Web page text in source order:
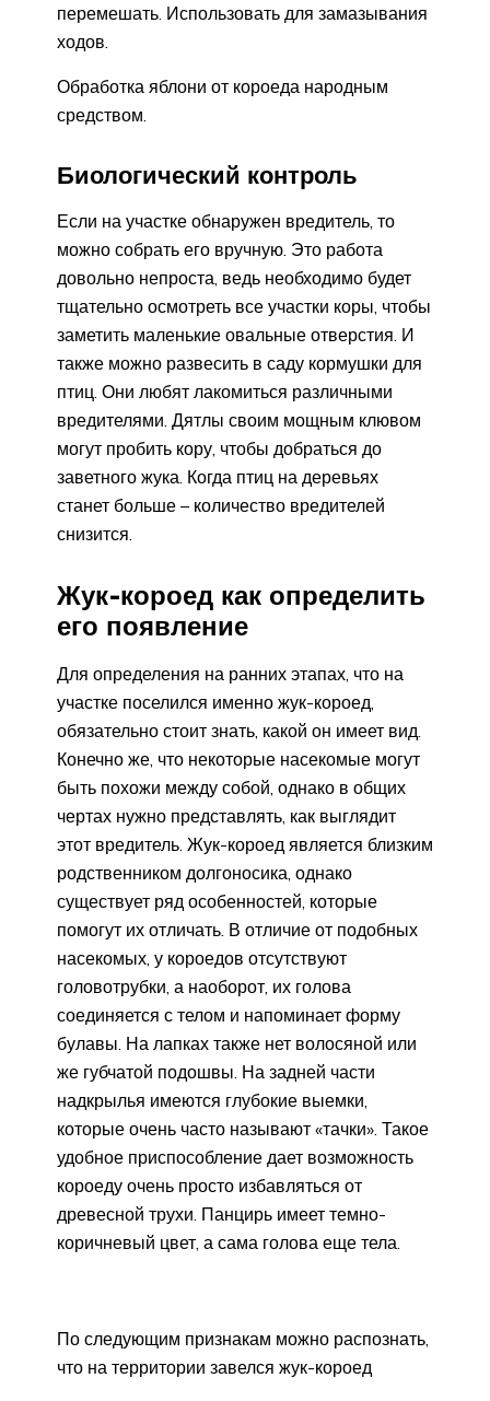
перемешать. Использовать для замазывания
ходов.
Обработка яблони от короеда народным
средством.
Биологический контроль
Если на участке обнаружен вредитель, то
можно собрать его вручную. Это работа
довольно непроста, ведь необходимо будет
тщательно осмотреть все участки коры, чтобы
заметить маленькие овальные отверстия. И
также можно развесить в саду кормушки для
птиц. Они любят лакомиться различными
вредителями. Дятлы своим мощным клювом
могут пробить кору, чтобы добраться до
заветного жука. Когда птиц на деревьях
станет больше – количество вредителей
снизится.
Жук-короед как определить
его появление
Для определения на ранних этапах, что на
участке поселился именно жук-короед,
обязательно стоит знать, какой он имеет вид.
Конечно же, что некоторые насекомые могут
быть похожи между собой, однако в общих
чертах нужно представлять, как выглядит
этот вредитель. Жук-короед является близким
родственником долгоносика, однако
существует ряд особенностей, которые
помогут их отличать. В отличие от подобных
насекомых, у короедов отсутствуют
головотрубки, а наоборот, их голова
соединяется с телом и напоминает форму
булавы. На лапках также нет волосяной или
же губчатой подошвы. На задней части
надкрылья имеются глубокие выемки,
которые очень часто называют «тачки». Такое
удобное приспособление дает возможность
короеду очень просто избавляться от
древесной трухи. Панцирь имеет темно-
коричневый цвет, а сама голова еще тела.
По следующим признакам можно распознать,
что на территории завелся жук-короед